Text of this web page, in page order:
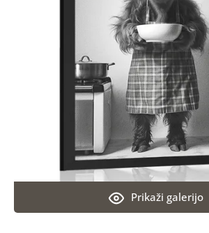
Prikaži galerijo